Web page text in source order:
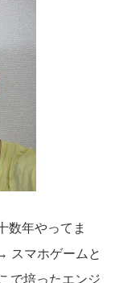
数年やってま
スマホゲームと
で培ったエンジ